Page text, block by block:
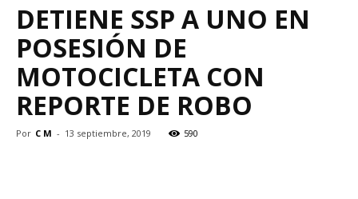
DETIENE SSP A UNO EN
POSESIÓN DE
MOTOCICLETA CON
REPORTE DE ROBO
Por C M - 13 septiembre, 2019 590